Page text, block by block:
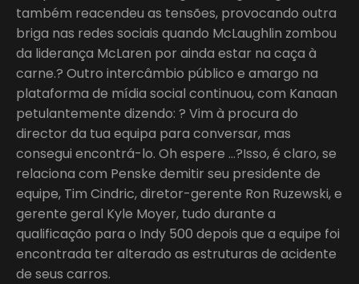
também reacendeu as tensões, provocando outra
briga nas redes sociais quando McLaughlin zombou
da liderança McLaren por ainda estar na caça à
carne.? Outro intercâmbio público e amargo na
plataforma de mídia social continuou, com Kanaan
petulantemente dizendo: ? Vim à procura do
director da tua equipa para conversar, mas
consegui encontrá-lo. Oh espere …?Isso, é claro, se
relaciona com Penske demitir seu presidente de
equipe, Tim Cindric, diretor-gerente Ron Ruzewski, e
gerente geral Kyle Moyer, tudo durante a
qualificação para o Indy 500 depois que a equipe foi
encontrada ter alterado as estruturas de acidente
de seus carros.